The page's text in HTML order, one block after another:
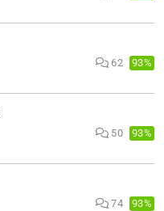
62 93%
50 93%
74 93%